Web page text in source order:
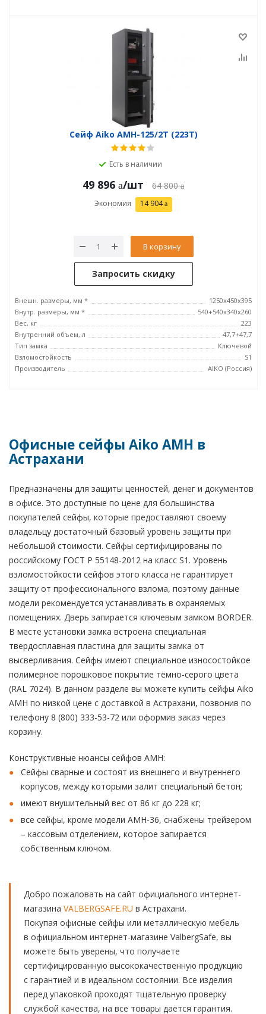
Сейф Aiko AMH-125/2T (223T)
Есть в наличии
49 896 /шт 64 800
Экономия 14 904
В корзину
Запросить скидку
Внешн. размеры, мм *
1250x450x395
Внутр. размеры, мм *
540+540x340x260
Вес, кг
223
Внутренний объем, л
47,7+47,7
Тип замка
Ключевой
Взломостойкость
S1
Производитель
AIKO (Россия)
Офисные сейфы Aiko AMH в
Астрахани
Предназначены для защиты ценностей, денег и документов
в офисе. Это доступные по цене для большинства
покупателей сейфы, которые предоставляют своему
владельцу достаточный базовый уровень защиты при
небольшой стоимости. Сейфы сертифицированы по
российскому ГОСТ Р 55148-2012 на класс S1. Уровень
взломостойкости сейфов этого класса не гарантирует
защиту от профессионального взлома, поэтому данные
модели рекомендуется устанавливать в охраняемых
помещениях. Дверь запирается ключевым замком BORDER.
В месте установки замка встроена специальная
твердосплавная пластина для защиты замка от
высверливания. Сейфы имеют специальное износостойкое
полимерное порошковое покрытие тёмно-серого цвета
(RAL 7024). В данном разделе вы можете купить сейфы Aiko
AMH по низкой цене с доставкой в Астрахани, позвонив по
телефону 8 (800) 333-53-72 или оформив заказ через
корзину.
Конструктивные нюансы сейфов AMH:
Сейфы сварные и состоят из внешнего и внутреннего
корпусов, между которыми залит специальный бетон;
имеют внушительный вес от 86 кг до 228 кг;
все сейфы, кроме модели AMH-36, снабжены трейзером
– кассовым отделением, которое запирается
собственным ключом.
Добро пожаловать на сайт официального интернет-
магазина VALBERGSAFE.RU в Астрахани.
Покупая офисные сейфы или металлическую мебель
в официальном интернет-магазине ValbergSafe, вы
можете быть уверены, что получаете
сертифицированную высококачественную продукцию
с гарантией и в идеальном состоянии. Все изделия
перед упаковкой проходят тщательную проверку
службой качества, на все товары даётся гарантия.